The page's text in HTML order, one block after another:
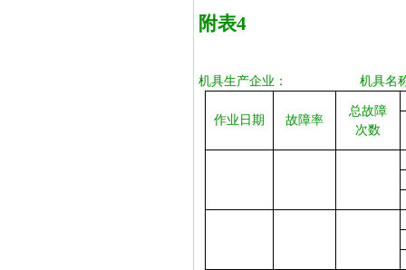
附表4
机具生产企业： 机具名
作业日期 故障率
总故障
次数